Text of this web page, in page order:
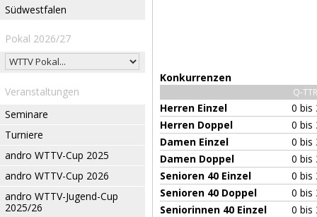
Südwestfalen
Pokal 2026/27
Veranstaltungen
Seminare
Turniere
andro WTTV-Cup 2025
andro WTTV-Cup 2026
andro WTTV-Jugend-Cup
2025/26
Konkurrenzen
Q-TTR
Herren Einzel
0 bis
Herren Doppel
0 bis
Damen Einzel
0 bis
Damen Doppel
0 bis
Senioren 40 Einzel
0 bis
Senioren 40 Doppel
0 bis
Seniorinnen 40 Einzel
0 bis